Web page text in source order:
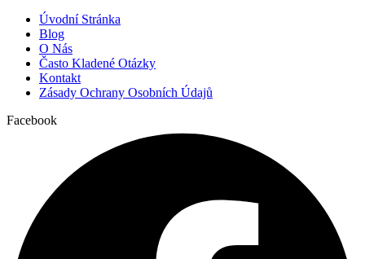
Úvodní Stránka
Blog
O Nás
Často Kladené Otázky
Kontakt
Zásady Ochrany Osobních Údajů
Facebook